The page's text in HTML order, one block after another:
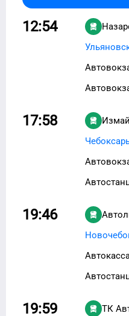
12:54
17:58
19:46
Автокасса
19:59
ТК